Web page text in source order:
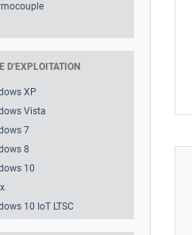
D'EXPLOITATION
XP
Vista
7
8
10
10 IoT LTSC